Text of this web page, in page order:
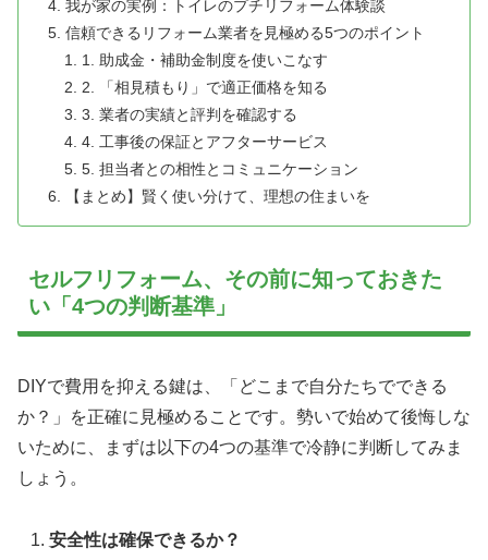
我が家の実例：トイレのプチリフォーム体験談
信頼できるリフォーム業者を見極める5つのポイント
1. 助成金・補助金制度を使いこなす
2. 「相見積もり」で適正価格を知る
3. 業者の実績と評判を確認する
4. 工事後の保証とアフターサービス
5. 担当者との相性とコミュニケーション
【まとめ】賢く使い分けて、理想の住まいを
セルフリフォーム、その前に知っておきた
い「4つの判断基準」
DIYで費用を抑える鍵は、「どこまで自分たちでできる
か？」を正確に見極めることです。勢いで始めて後悔しな
いために、まずは以下の4つの基準で冷静に判断してみま
しょう。
安全性は確保できるか？